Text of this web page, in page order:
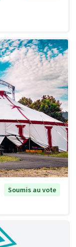
Soumis au vote